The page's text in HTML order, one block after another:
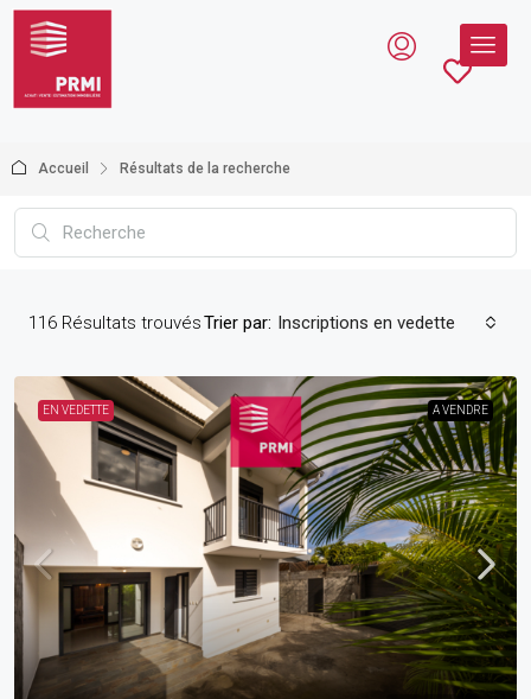
Accueil Résultats de la recherche
116 Résultats trouvésTrier par: Inscriptions en vedette
EN VEDETTE A VENDRE